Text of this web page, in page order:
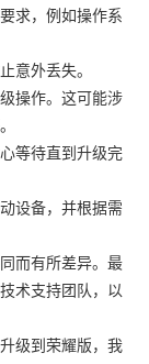
求，例如操作系
意外丢失。
操作。这可能涉
等待直到升级完
设备，并根据需
而有所差异。最
术支持团队，以
级到荣耀版，我